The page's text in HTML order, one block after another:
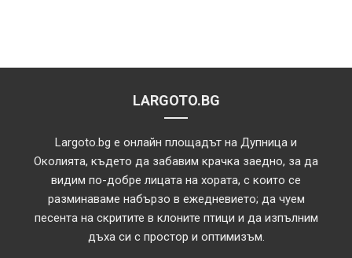
LARGOTO.BG
Largoto.bg е онлайн площадът на Дупница и
Околията, където да забавим крачка заедно, за да
видим по-добре лицата на хората, с които се
разминаваме набързо в ежедневието; да чуем
песента на скритите в клоните птици и да изпълним
дъха си с простор и оптимизъм.